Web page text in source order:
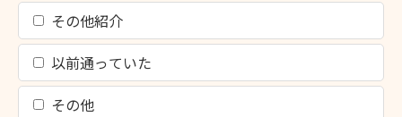
その他紹介
以前通っていた
その他